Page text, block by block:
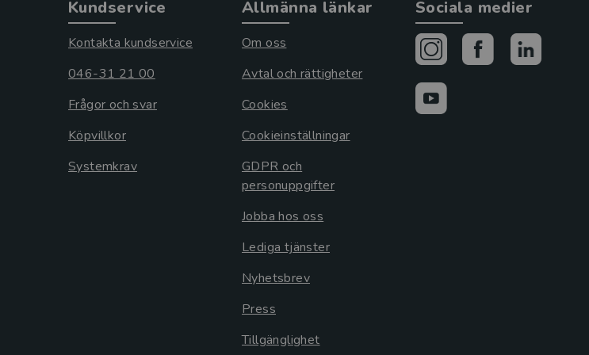
Kundservice
Kontakta kundservice
046-31 21 00
Frågor och svar
Köpvillkor
Systemkrav
Allmänna länkar
Om oss
Avtal och rättigheter
Cookies
Cookieinställningar
GDPR och
personuppgifter
Jobba hos oss
Lediga tjänster
Nyhetsbrev
Press
Tillgänglighet
Sociala medier